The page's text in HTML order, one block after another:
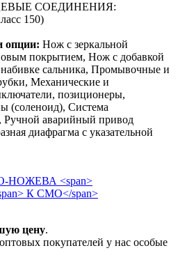
СОЕДИНЕНИЯ:
150)
опции: Нож с зеркальной
покрытием, Нож с добавкой
набивке сальника, Промывочные и
Механические и
позиционеры,
(соленоид), Система
Ручной аварийный привод
диафрагма с указательной
цену.
покупателей у нас особые